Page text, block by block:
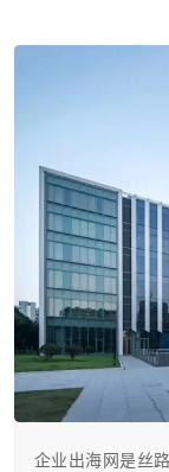
企业出海网是丝